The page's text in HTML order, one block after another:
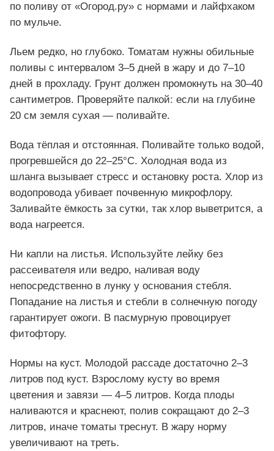
по поливу от «Огород.ру» с нормами и лайфхаком
по мульче.
Льем редко, но глубоко. Томатам нужны обильные
поливы с интервалом 3–5 дней в жару и до 7–10
дней в прохладу. Грунт должен промокнуть на 30–40
сантиметров. Проверяйте палкой: если на глубине
20 см земля сухая — поливайте.
Вода тёплая и отстоянная. Поливайте только водой,
прогревшейся до 22–25°C. Холодная вода из
шланга вызывает стресс и остановку роста. Хлор из
водопровода убивает почвенную микрофлору.
Заливайте ёмкость за сутки, так хлор выветрится, а
вода нагреется.
Ни капли на листья. Используйте лейку без
рассеивателя или ведро, наливая воду
непосредственно в лунку у основания стебля.
Попадание на листья и стебли в солнечную погоду
гарантирует ожоги. В пасмурную провоцирует
фитофтору.
Нормы на куст. Молодой рассаде достаточно 2–3
литров под куст. Взрослому кусту во время
цветения и завязи — 4–5 литров. Когда плоды
наливаются и краснеют, полив сокращают до 2–3
литров, иначе томаты треснут. В жару норму
увеличивают на треть.